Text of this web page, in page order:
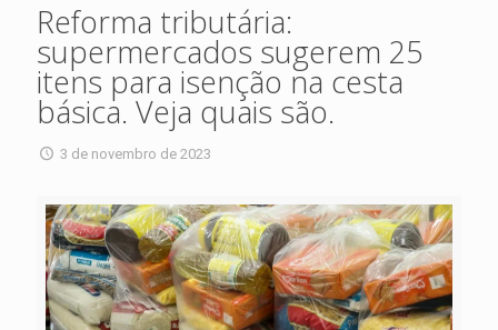
Reforma tributária:
supermercados sugerem 25
itens para isenção na cesta
básica. Veja quais são.
3 de novembro de 2023